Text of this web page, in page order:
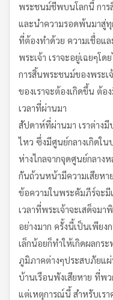
พระชนม์ชีพบนโลกนี้ กา
และนำความรอดพ้นมาสู่
ที่ต้องทำด้วย ความเชื่อแ
พระเจ้า เราจะอยู่เฉยๆโ
การสิ้นพระชนม์ของพระเ
ของเราจะต้องเกิดขึ้น ต้อ
เวลาที่ผ่านมา
สัปดาห์ที่ผ่านมา เราต่าง
ไหว ซึ่งมีศูนย์กลางเกิดใ
ห่างไกลจากจุดศูนย์กลาง
กันถ้วนหน้ามีความเสียหา
ข้อความในพระคัมภีร์จะ
เวลาที่พระเจ้าจะเสด็จมา
อย่างมาก ครั้งนี้เป็นเพีย
เล็กน้อยก็ทำให้เกิดผลกระ
ภูมิภาคต่างๆประสบภัย
บ้านเรือนพังเสียหาย ที่พว
แต่เหตุการณ์นี้ สำหรับเร